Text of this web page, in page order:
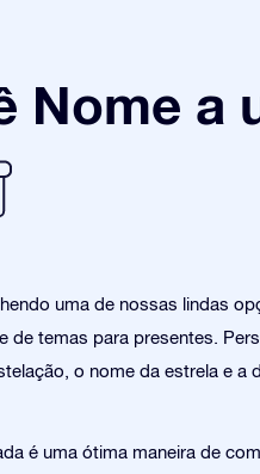
Nome a
uma de nossas lindas
de temas para presentes.
o nome da estrela e a
é uma ótima maneira de